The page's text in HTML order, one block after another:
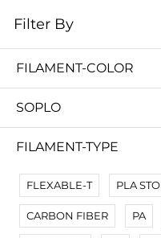
No Results
Not Found Filters1
Not Found Filters2
Filter By
FILAMENT-COLOR
SOPLO
FILAMENT-TYPE
FLEXABLE-T PLA
CARBON FIBER PA